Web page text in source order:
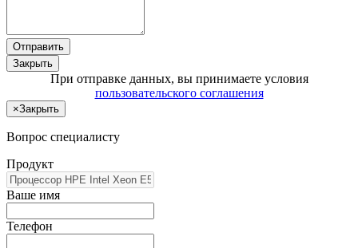
Отправить
Закрыть
При отправке данных, вы принимаете условия
пользовательского соглашения
×Закрыть
Вопрос специалисту
Продукт
Ваше имя
Телефон